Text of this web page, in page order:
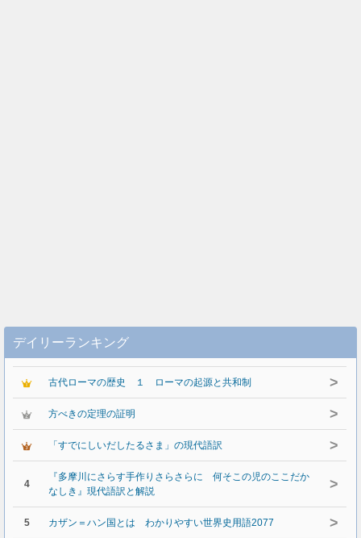
デイリーランキング
古代ローマの歴史 １ ローマの起源と共和制 >
方べきの定理の証明 >
「すでにしいだしたるさま」の現代語訳 >
4
『多摩川にさらす手作りさらさらに 何そこの児のここだか
なしき』現代語訳と解説
>
5 カザン＝ハン国とは わかりやすい世界史用語2077 >